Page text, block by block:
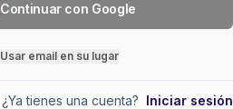
Continuar con Google
Usar email en su lugar
¿Ya tienes una cuenta? Iniciar sesión